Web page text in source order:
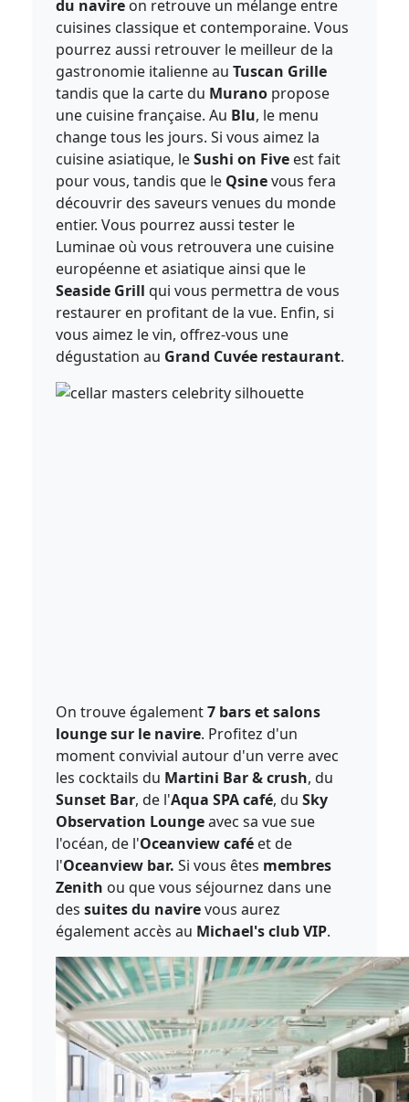
du navire on retrouve un mélange entre
cuisines classique et contemporaine. Vous
pourrez aussi retrouver le meilleur de la
gastronomie italienne auTuscan Grille
tandis que la carte du Murano propose
une cuisine française. Au Blu, le menu
change tous les jours. Si vous aimez la
cuisine asiatique, leSushi on Five est fait
pour vous, tandis que le Qsinevous fera
découvrir des saveurs venues du monde
entier. Vous pourrez aussi tester le
Luminae où vous retrouvera une cuisine
européenne et asiatique ainsi que le
Seaside Grill qui vous permettra de vous
restaurer en profitant de la vue. Enfin, si
vous aimez le vin, offrez-vous une
dégustation au Grand Cuvée restaurant.
On trouve également7 bars et salons
lounge sur le navire. Profitez d'un
moment convivial autour d'un verre avec
les cocktails du Martini Bar & crush, du
Sunset Bar, de l'Aqua SPA café, duSky
Observation Loungeavec sa vue sue
l'océan, de l'Oceanview café et de
l'Oceanview bar. Si vous êtes membres
Zenith ou que vous séjournez dans une
dessuites du navirevous aurez
également accès au Michael's club VIP.